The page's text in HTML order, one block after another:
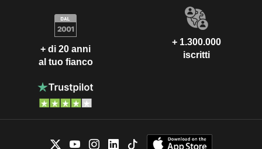
+ di 20 anni
al tuo fianco
+ 1.300.000
iscritti